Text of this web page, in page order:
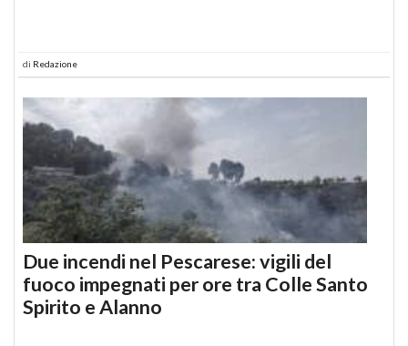
di Redazione
Due incendi nel Pescarese: vigili del
fuoco impegnati per ore tra Colle Santo
Spirito e Alanno